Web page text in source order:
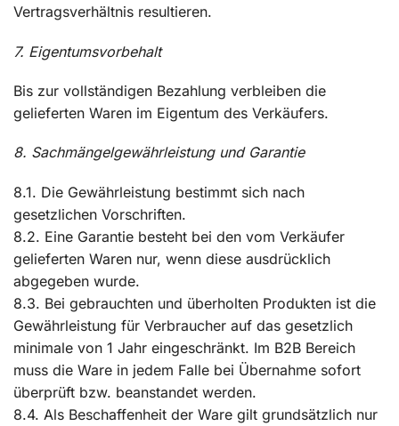
Vertragsverhältnis resultieren.
7. Eigentumsvorbehalt
Bis zur vollständigen Bezahlung verbleiben die
gelieferten Waren im Eigentum des Verkäufers.
8. Sachmängelgewährleistung und Garantie
8.1. Die Gewährleistung bestimmt sich nach
gesetzlichen Vorschriften.
8.2. Eine Garantie besteht bei den vom Verkäufer
gelieferten Waren nur, wenn diese ausdrücklich
abgegeben wurde.
8.3. Bei gebrauchten und überholten Produkten ist die
Gewährleistung für Verbraucher auf das gesetzlich
minimale von 1 Jahr eingeschränkt. Im B2B Bereich
muss die Ware in jedem Falle bei Übernahme sofort
überprüft bzw. beanstandet werden.
8.4. Als Beschaffenheit der Ware gilt grundsätzlich nur